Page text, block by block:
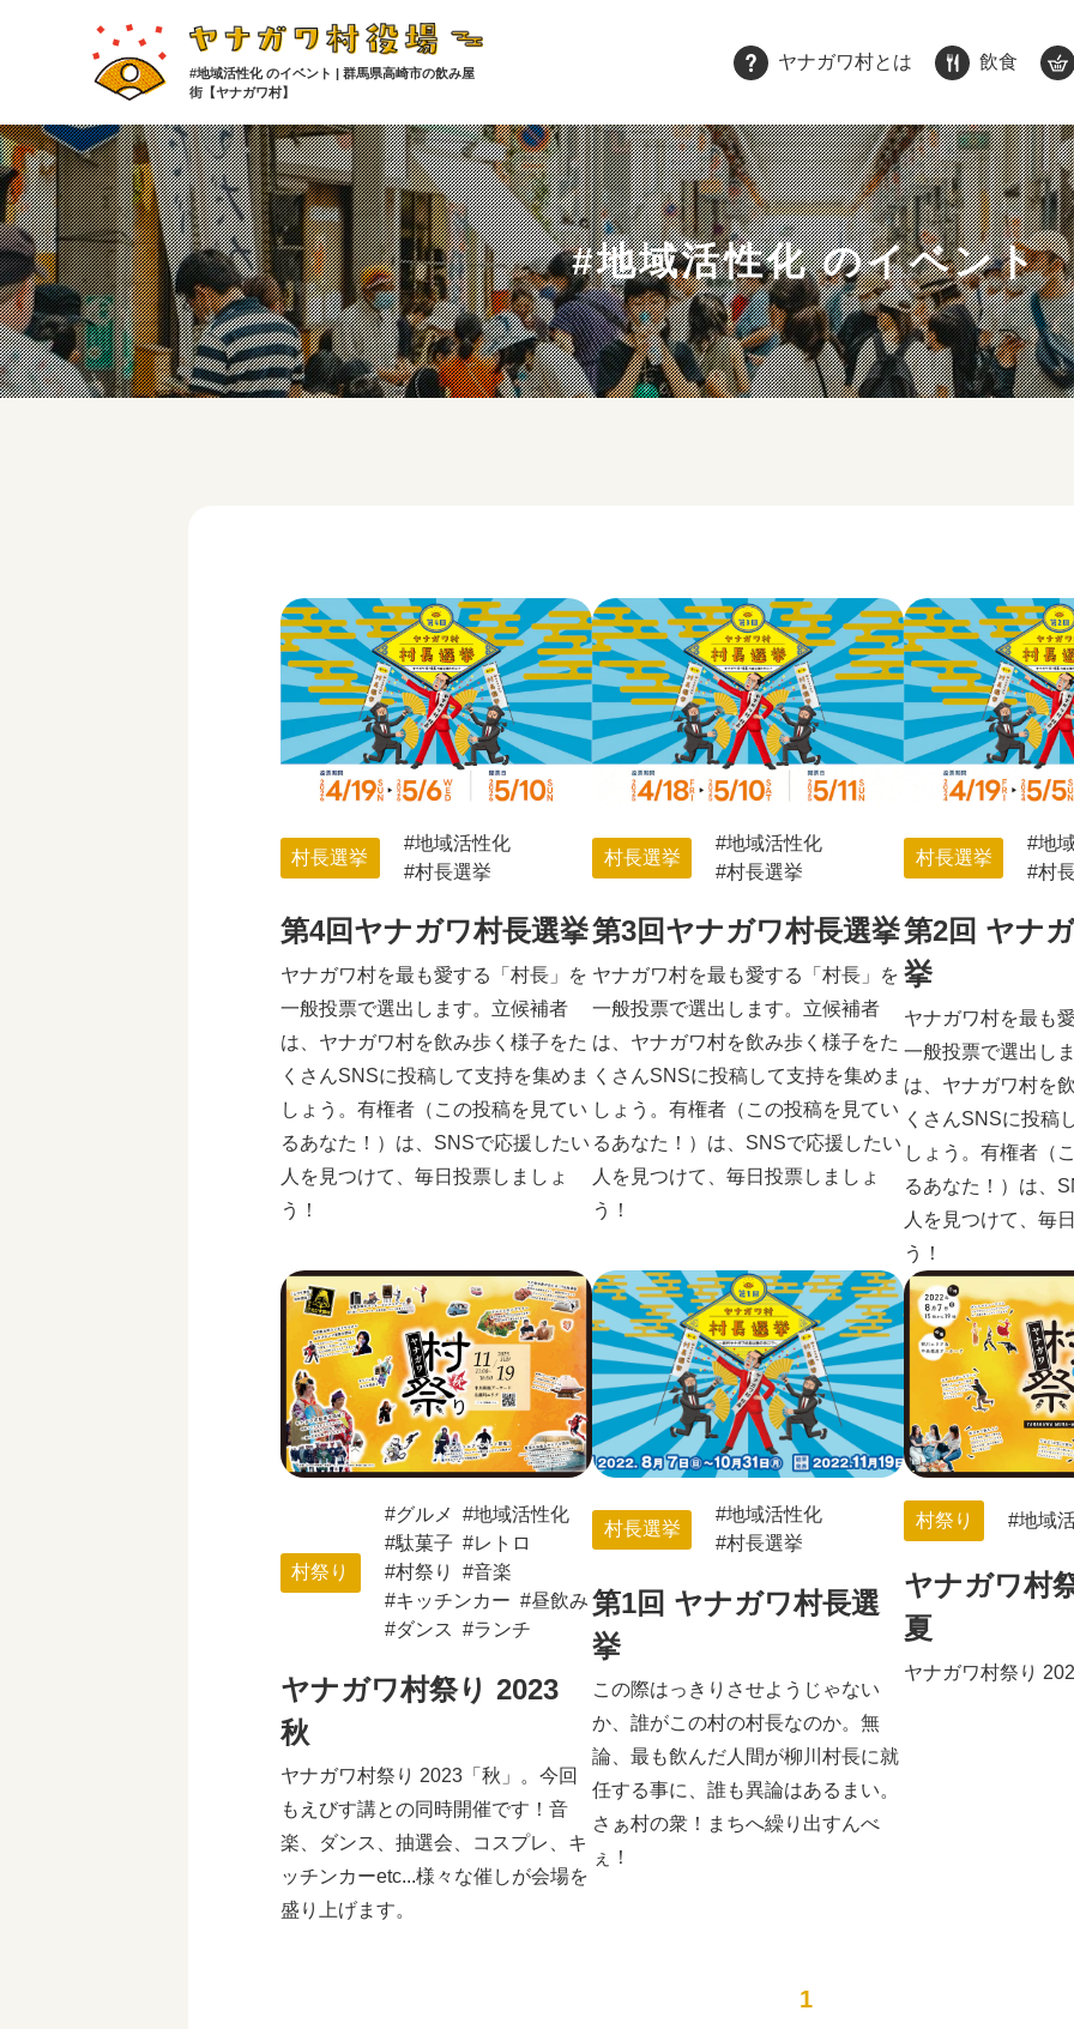
#地域活性化 のイベント | 群馬県高崎市の飲み屋
街【ヤナガワ村】
ヤナガワ村とは 飲食
#地域活性化 のイベント
村長選挙
地域活性化
村長選挙
第4回ヤナガワ村長選挙
ヤナガワ村を最も愛する「村長」を
一般投票で選出します。立候補者
は、ヤナガワ村を飲み歩く様子をた
くさんSNSに投稿して支持を集めま
しょう。有権者（この投稿を見てい
るあなた！）は、SNSで応援したい
人を見つけて、毎日投票しましょ
う！
村長選挙
地域活性化
村長選挙
第3回ヤナガワ村長選挙
ヤナガワ村を最も愛する「村長」を
一般投票で選出します。立候補者
は、ヤナガワ村を飲み歩く様子をた
くさんSNSに投稿して支持を集めま
しょう。有権者（この投稿を見てい
るあなた！）は、SNSで応援したい
人を見つけて、毎日投票しましょ
う！
村長選挙
地
村
第2回 ヤナ
挙
ヤナガワ村を最も
一般投票で選出し
は、ヤナガワ村を
くさんSNSに投稿
しょう。有権者（
るあなた！）は、
人を見つけて、毎
う！
村祭り
グルメ
地域活性化
駄菓子
レトロ
村祭り
音楽
キッチンカー
昼飲み
ダンス
ランチ
ヤナガワ村祭り 2023
秋
ヤナガワ村祭り 2023「秋」。今回
もえびす講との同時開催です！音
楽、ダンス、抽選会、コスプレ、キ
ッチンカーetc...様々な催しが会場を
盛り上げます。
村長選挙
地域活性化
村長選挙
第1回 ヤナガワ村長選
挙
この際はっきりさせようじゃない
か、誰がこの村の村長なのか。無
論、最も飲んだ人間が柳川村長に就
任する事に、誰も異論はあるまい。
さぁ村の衆！まちへ繰り出すんべ
ぇ！
村祭り 地域
ヤナガワ村
夏
ヤナガワ村祭り
1